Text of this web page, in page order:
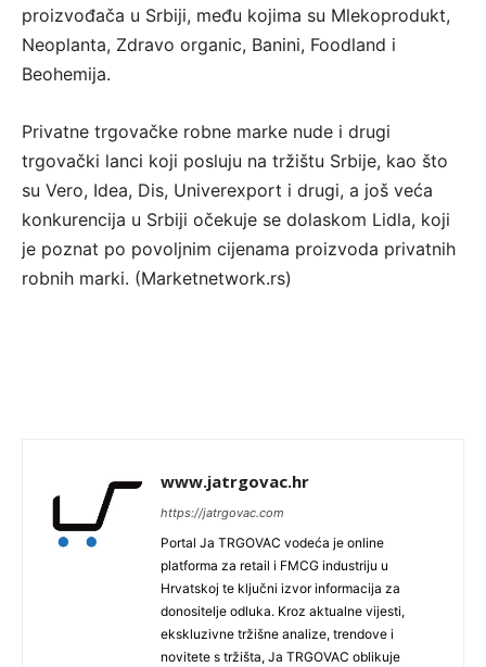
proizvođača u Srbiji, među kojima su Mlekoprodukt,
Neoplanta, Zdravo organic, Banini, Foodland i
Beohemija.
Privatne trgovačke robne marke nude i drugi
trgovački lanci koji posluju na tržištu Srbije, kao što
su Vero, Idea, Dis, Univerexport i drugi, a još veća
konkurencija u Srbiji očekuje se dolaskom Lidla, koji
je poznat po povoljnim cijenama proizvoda privatnih
robnih marki. (Marketnetwork.rs)
www.jatrgovac.hr
https://jatrgovac.com
Portal Ja TRGOVAC vodeća je online
platforma za retail i FMCG industriju u
Hrvatskoj te ključni izvor informacija za
donositelje odluka. Kroz aktualne vijesti,
ekskluzivne tržišne analize, trendove i
novitete s tržišta, Ja TRGOVAC oblikuje